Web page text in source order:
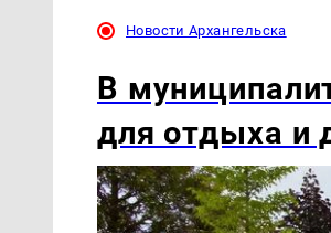
Новости Архангельска
В
для отдыха и